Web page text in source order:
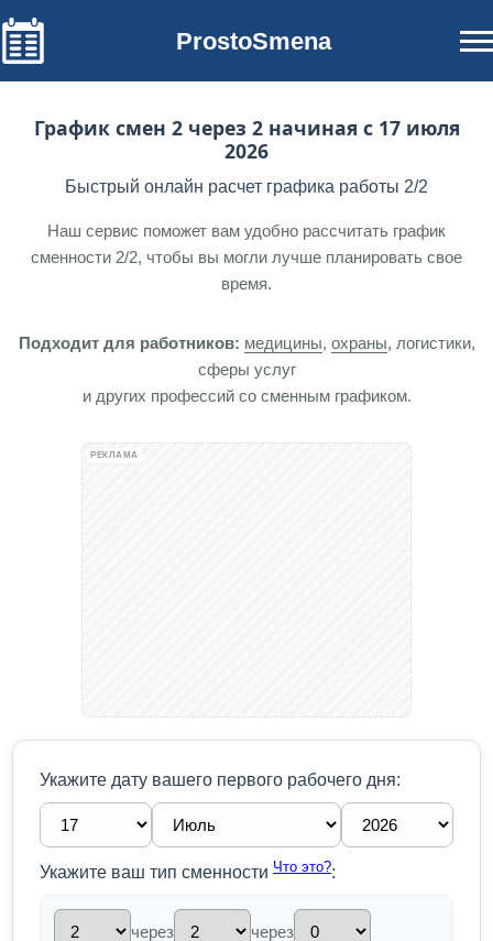
ProstoSmena
График смен 2 через 2 начиная с 17 июля
2026
Быстрый онлайн расчет графика работы 2/2
Наш сервис поможет вам удобно рассчитать график
сменности 2/2, чтобы вы могли лучше планировать свое
время.
Подходит для работников: медицины, охраны, логистики,
сферы услуг
и других профессий со сменным графиком.
РЕКЛАМА
Укажите дату вашего первого рабочего дня:
Укажите ваш тип сменностиЧто это?:
через через